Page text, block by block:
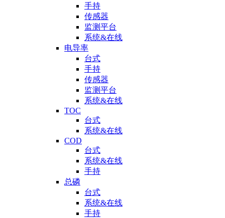
手持
传感器
监测平台
系统&在线
电导率
台式
手持
传感器
监测平台
系统&在线
TOC
台式
系统&在线
COD
台式
系统&在线
手持
总磷
台式
系统&在线
手持